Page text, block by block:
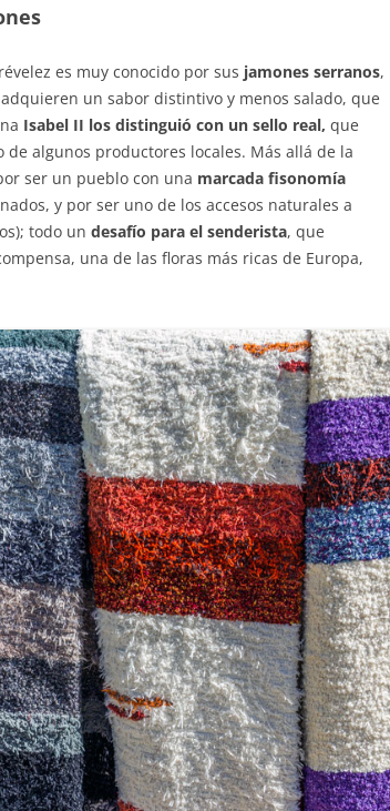
es muy conocido por sus jamones serranos,
un sabor distintivo y menos salado, que
Isabel II los distinguió con un sello real, que
algunos productores locales. Más allá de la
ser un pueblo con una marcada fisonomía
y por ser uno de los accesos naturales a
todo un desafío para el senderista, que
una de las floras más ricas de Europa,